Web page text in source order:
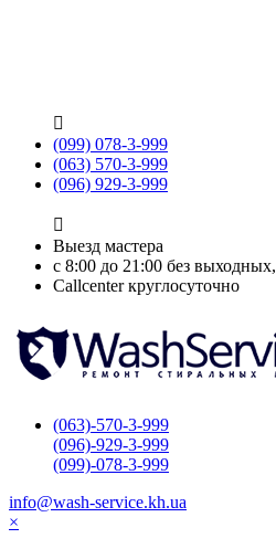

(099) 078-3-999
(063) 570-3-999
(096) 929-3-999

Выезд мастера
с 8:00 до 21:00 без выходных,
Callcenter круглосуточно
(063)-570-3-999
(096)-929-3-999
(099)-078-3-999
info@wash-service.kh.ua
×